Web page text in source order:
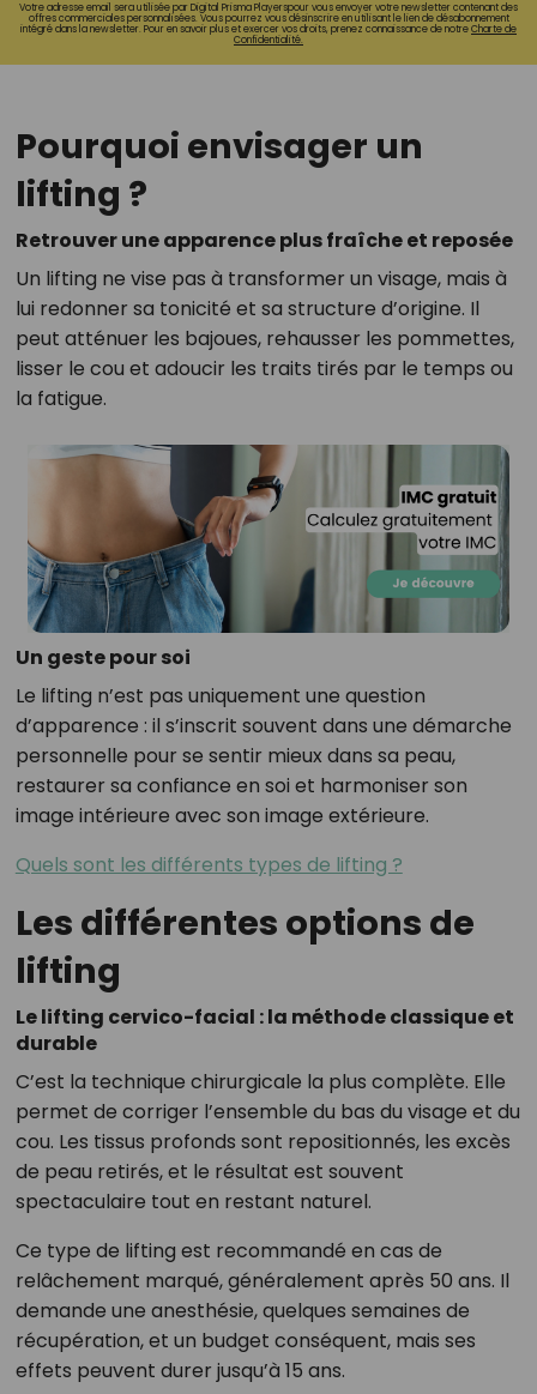
Votre adresse email sera utilisée par Digital Prisma Playerspour vous envoyer votre newsletter contenant des
offres commerciales personnalisées. Vous pourrez vous désinscrire en utilisant le lien de désabonnement
intégré dans la newsletter. Pour en savoir plus et exercer vos droits, prenez connaissance de notreCharte de
Confidentialité.
Pourquoi envisager un
lifting ?
Retrouver une apparence plus fraîche et reposée
Un lifting ne vise pas à transformer un visage, mais à
lui redonner sa tonicité et sa structure d’origine. Il
peut atténuer les bajoues, rehausser les pommettes,
lisser le cou et adoucir les traits tirés par le temps ou
la fatigue.
Un geste pour soi
Le lifting n’est pas uniquement une question
d’apparence : il s’inscrit souvent dans une démarche
personnelle pour se sentir mieux dans sa peau,
restaurer sa confiance en soi et harmoniser son
image intérieure avec son image extérieure.
Quels sont les différents types de lifting ?
Les différentes options de
lifting
Le lifting cervico-facial : la méthode classique et
durable
C’est la technique chirurgicale la plus complète. Elle
permet de corriger l’ensemble du bas du visage et du
cou. Les tissus profonds sont repositionnés, les excès
de peau retirés, et le résultat est souvent
spectaculaire tout en restant naturel.
Ce type de lifting est recommandé en cas de
relâchement marqué, généralement après 50 ans. Il
demande une anesthésie, quelques semaines de
récupération, et un budget conséquent, mais ses
effets peuvent durer jusqu’à 15 ans.